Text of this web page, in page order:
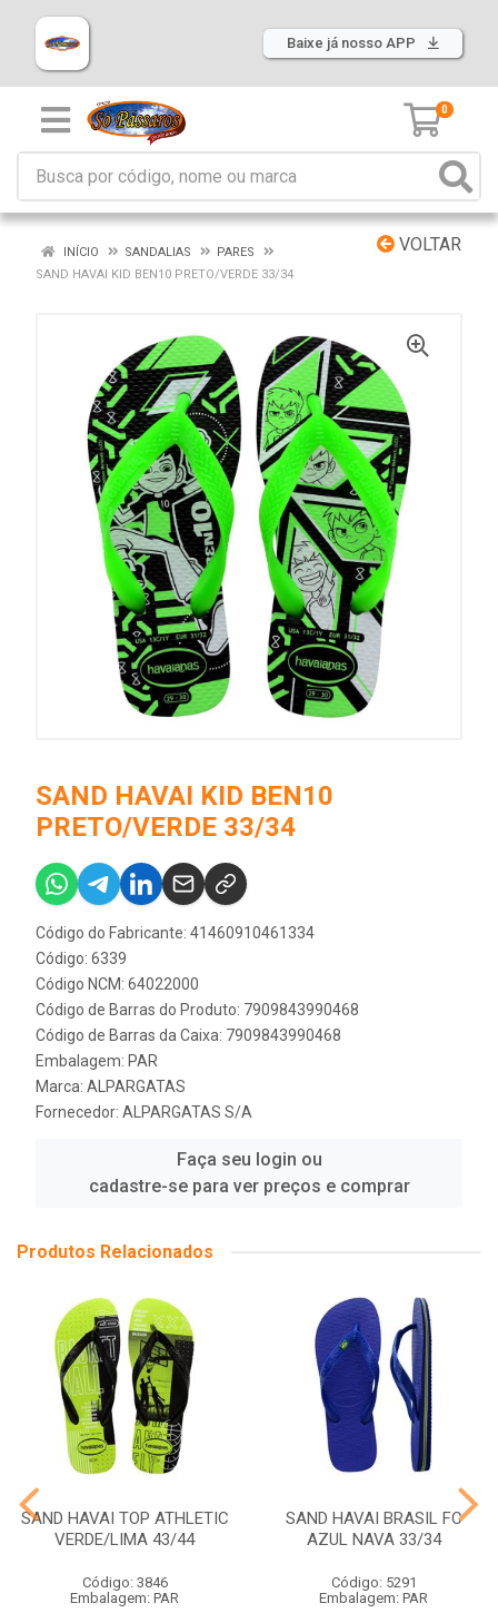
Baixe já nosso APP
0
VOLTAR
INÍCIO SANDALIAS
PARES
SAND HAVAI KID BEN10 PRETO/VERDE 33/34
SAND HAVAI KID BEN10
PRETO/VERDE 33/34
Código do Fabricante: 41460910461334
Código: 6339
Código NCM: 64022000
Código de Barras do Produto: 7909843990468
Código de Barras da Caixa: 7909843990468
Embalagem: PAR
Marca: ALPARGATAS
Fornecedor: ALPARGATAS S/A
Faça seu login ou
cadastre-se para ver preços e comprar
Produtos Relacionados
SAND HAVAI TOP ATHLETIC
VERDE/LIMA 43/44
Código: 3846
Embalagem: PAR
SAND HAVAI BRASIL FC
AZUL NAVA 33/34
Código: 5291
Embalagem: PAR